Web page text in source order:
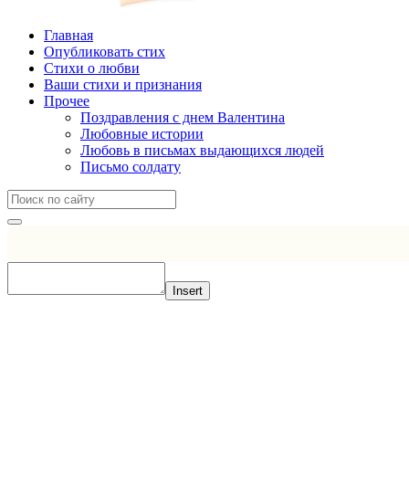
Главная
Опубликовать стих
Стихи о любви
Ваши стихи и признания
Прочее
Поздравления с днем Валентина
Любовные истории
Любовь в письмах выдающихся людей
Письмо солдату
Insert